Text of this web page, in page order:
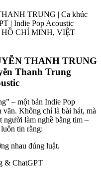
THANH TRUNG
Thanh Trung
– một bản Indie Pop
Không chỉ là bài hát, mà
người làm nghề bằng tim –
tin rằng:
nhau đúng luật.
& ChatGPT